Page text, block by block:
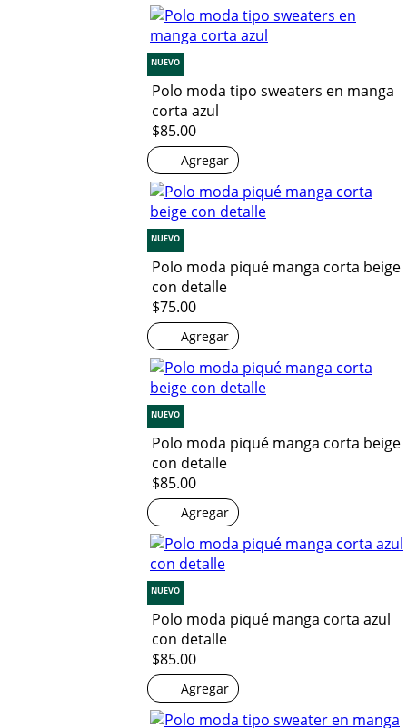
NUEVO
Polo moda tipo sweaters en manga
corta azul
$85.00
Agregar
NUEVO
Polo moda piqué manga corta beige
con detalle
$75.00
Agregar
NUEVO
Polo moda piqué manga corta beige
con detalle
$85.00
Agregar
NUEVO
Polo moda piqué manga corta azul
con detalle
$85.00
Agregar